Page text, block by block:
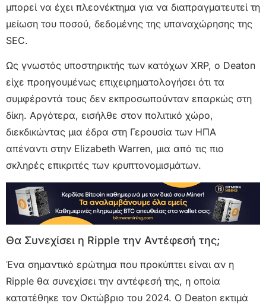
μπορεί να έχει πλεονέκτημα για να διαπραγματευτεί τη
μείωση του ποσού, δεδομένης της υπαναχώρησης της
SEC.
Ως γνωστός υποστηρικτής των κατόχων XRP, ο Deaton
είχε προηγουμένως επιχειρηματολογήσει ότι τα
συμφέροντά τους δεν εκπροσωπούνταν επαρκώς στη
δίκη. Αργότερα, εισήλθε στον πολιτικό χώρο,
διεκδικώντας μια έδρα στη Γερουσία των ΗΠΑ
απέναντι στην Elizabeth Warren, μια από τις πιο
σκληρές επικριτές των κρυπτονομισμάτων.
Θα Συνεχίσει η Ripple την Αντέφεσή της;
Ένα σημαντικό ερώτημα που προκύπτει είναι αν η
Ripple θα συνεχίσει την αντέφεσή της, η οποία
κατατέθηκε τον Οκτώβριο του 2024. Ο Deaton εκτιμά